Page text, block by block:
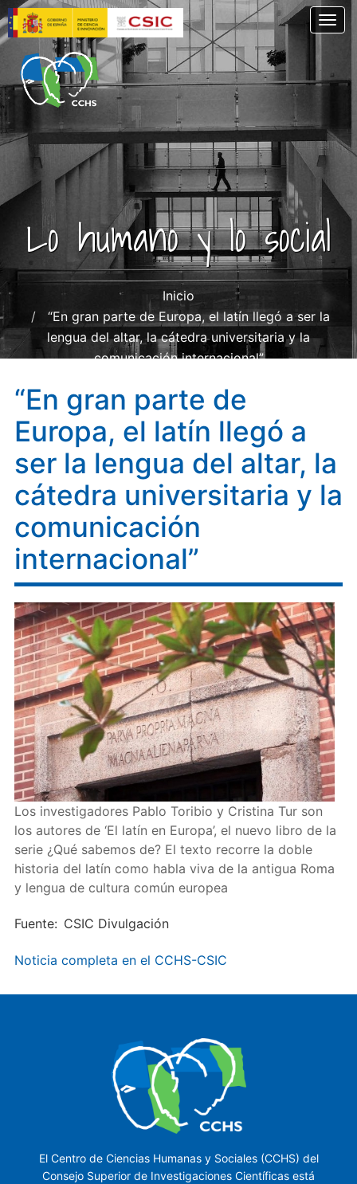
Pasar
al
contenido
principal
Lo humano y lo social
Inicio
“En gran parte de Europa, el latín llegó a ser la
lengua del altar, la cátedra universitaria y la
comunicación internacional”
“En gran parte de
Europa, el latín llegó a
ser la lengua del altar, la
cátedra universitaria y la
comunicación
internacional”
Los investigadores Pablo Toribio y Cristina Tur son
los autores de ‘El latín en Europa’, el nuevo libro de la
serie ¿Qué sabemos de? El texto recorre la doble
historia del latín como habla viva de la antigua Roma
y lengua de cultura común europea
Fuente CSIC Divulgación
Noticia completa en el CCHS-CSIC
El Centro de Ciencias Humanas y Sociales (CCHS) del
Consejo Superior de Investigaciones Científicas está